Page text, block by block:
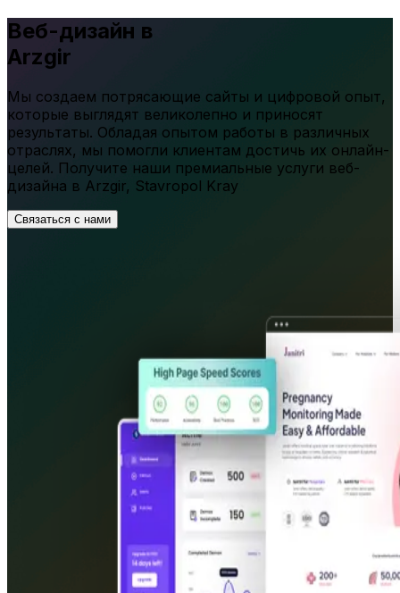
Веб-дизайн в
Arzgir
Мы создаем потрясающие сайты и цифровой опыт,
которые выглядят великолепно и приносят
результаты. Обладая опытом работы в различных
отраслях, мы помогли клиентам достичь их онлайн-
целей. Получите наши премиальные услуги веб-
дизайна в Arzgir, Stavropol Kray
Связаться с нами